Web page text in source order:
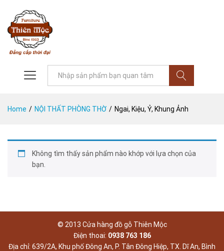
Home / NỘI THẤT PHÒNG THỜ / Ngai, Kiệu, Ỷ, Khung Ảnh
Không tìm thấy sản phẩm nào khớp với lựa chọn của
bạn.
© 2013 Cửa hàng đồ gỗ Thiên Mộc
Điện thoai: 0938 763 186
Địa chỉ: 639/2A, Khu phố Đông An, P. Tân Đông Hiệp, TX. Dĩ An, Bình